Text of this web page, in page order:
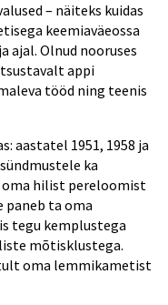
– näiteks kuidas
keemiaväeossa
ajal. Olnud nooruses
appi
tööd ning teenis
aastatel 1951, 1958 ja
ka
oma hilist pereloomist
paneb ta oma
tegu kemplustega
mõtisklustega.
oma lemmikametist